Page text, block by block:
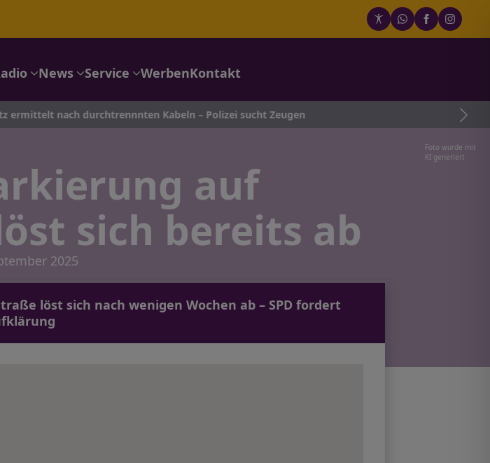
News Service WerbenKontakt
nach durchtrennnten Kabeln – Polizei sucht Zeugen
Foto wurde mit
KI generiert
auf
sich bereits ab
2025
löst sich nach wenigen Wochen ab – SPD fordert